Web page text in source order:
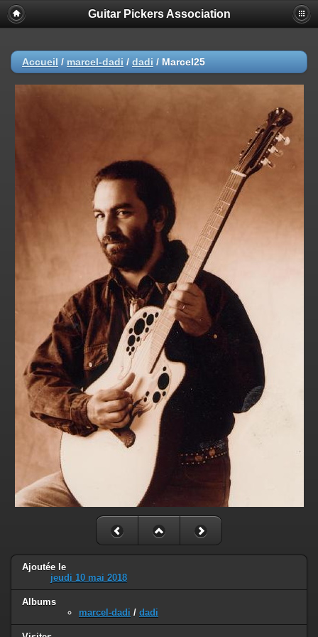
Guitar Pickers Association
Accueil / marcel-dadi / dadi / Marcel25
Ajoutée le
jeudi 10 mai 2018
Albums
marcel-dadi / dadi